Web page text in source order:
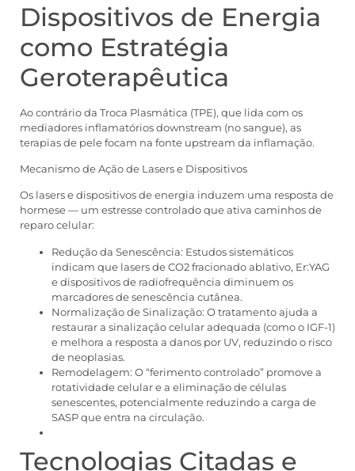
Dispositivos de Energia
como Estratégia
Geroterapêutica
Ao contrário da Troca Plasmática (TPE), que lida com os
mediadores inflamatórios downstream (no sangue), as
terapias de pele focam na fonte upstream da inflamação.
Mecanismo de Ação de Lasers e Dispositivos
Os lasers e dispositivos de energia induzem uma resposta de
hormese — um estresse controlado que ativa caminhos de
reparo celular:
Redução da Senescência: Estudos sistemáticos
indicam que lasers de CO2 fracionado ablativo, Er:YAG
e dispositivos de radiofrequência diminuem os
marcadores de senescência cutânea.
Normalização de Sinalização: O tratamento ajuda a
restaurar a sinalização celular adequada (como o IGF-1)
e melhora a resposta a danos por UV, reduzindo o risco
de neoplasias.
Remodelagem: O “ferimento controlado” promove a
rotatividade celular e a eliminação de células
senescentes, potencialmente reduzindo a carga de
SASP que entra na circulação.
Tecnologias Citadas e